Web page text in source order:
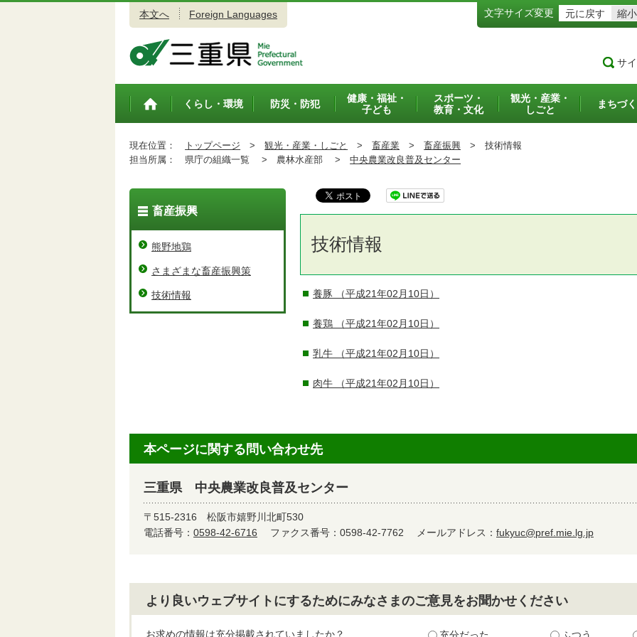
本文へ Foreign Languages 文字サイズ変更 元に戻す 縮小
サ
トップペ
くらし・環境 防災・防犯
健康・福祉・
子ども
スポーツ・
教育・文化
観光・産業・
しごと
まちづ
現在位置： トップページ > 観光・産業・しごと > 畜産業 > 畜産振興 > 技術情報
担当所属：
県庁の組織一覧 > 農林水産部 > 中央農業改良普及センター
技術情報
養豚 （平成21年02月10日）
養鶏 （平成21年02月10日）
乳牛 （平成21年02月10日）
肉牛 （平成21年02月10日）
畜産振興
熊野地鶏
さまざまな畜産振興策
技術情報
本ページに関する問い合わせ先
三重県 中央農業改良普及センター
〒515-2316 松阪市嬉野川北町530
電話番号： 0598-42-6716 ファクス番号：0598-42-7762 メールアドレス： fukyuc@pref.mie.lg.jp
より良いウェブサイトにするためにみなさまのご意見をお聞かせください
お求めの情報は充分掲載されていましたか？